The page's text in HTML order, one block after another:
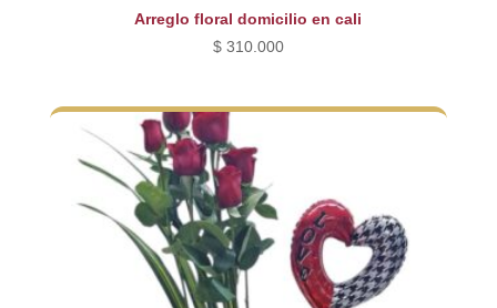
Arreglo floral domicilio en cali
$310.000